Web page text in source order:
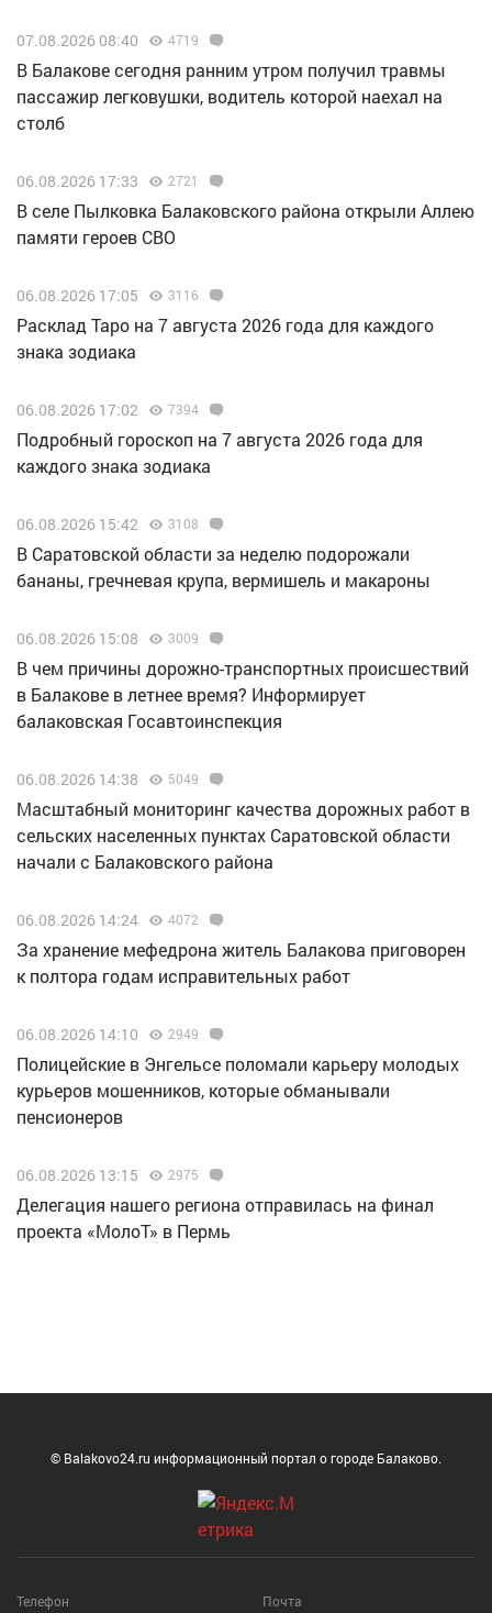
07.08.2026 08:40 4719
В Балакове сегодня ранним утром получил травмы
пассажир легковушки, водитель которой наехал на
столб
06.08.2026 17:33 2721
В селе Пылковка Балаковского района открыли Аллею
памяти героев СВО
06.08.2026 17:05 3116
Расклад Таро на 7 августа 2026 года для каждого
знака зодиака
06.08.2026 17:02 7394
Подробный гороскоп на 7 августа 2026 года для
каждого знака зодиака
06.08.2026 15:42 3108
В Саратовской области за неделю подорожали
бананы, гречневая крупа, вермишель и макароны
06.08.2026 15:08 3009
В чем причины дорожно-транспортных происшествий
в Балакове в летнее время? Информирует
балаковская Госавтоинспекция
06.08.2026 14:38 5049
Масштабный мониторинг качества дорожных работ в
сельских населенных пунктах Саратовской области
начали с Балаковского района
06.08.2026 14:24 4072
За хранение мефедрона житель Балакова приговорен
к полтора годам исправительных работ
06.08.2026 14:10 2949
Полицейские в Энгельсе поломали карьеру молодых
курьеров мошенников, которые обманывали
пенсионеров
06.08.2026 13:15 2975
Делегация нашего региона отправилась на финал
проекта «МолоТ» в Пермь
© Balakovo24.ru информационный портал о городе Балаково.
Телефон Почта